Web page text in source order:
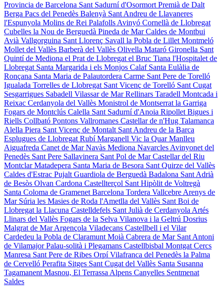
Provincia de Barcelona Sant Sadurní d'Osormort Premià de Dalt
Berga Pacs del Penedès Balenyà Sant Andreu de Llavaneres
l'Espunyola Molins de Rei Palafolls Avinyó Cornellà de Llobregat
Cubelles la Nou de Berguedà Pineda de MarCaldes de Montbui
Avià Vallgorguina Sant Llorenç Savall la Pobla de Lillet Montmeló
Mollet del Vallès Barberà del Vallès Olivella Mataró Gironella Sant
Quintí de Mediona el Prat de Llobregat el Bruc Tiana l'Hospitalet de
Llobregat Santa Margarida i els Monjos Calaf Santa Eulàlia de
Ronçana Santa Maria de Palautordera Carme Sant Pere de Torelló
Igualada Torrelles de Llobregat Sant Vicenç de Torelló Sant Cugat
Sesgarrigues Sabadell Vilassar de MarRellinars Taradell Montcada i
Reixac Cerdanyola del Vallès Monistrol de Montserrat la Garriga
Fogars de Montclús Calella Sant Sadurní d'Anoia Ripollet Bigues i
Riells Collbató Pontons Vallromanes Castellar de n'Hug Talamanca
Alella Piera Sant Vicenç de Montalt Sant Andreu de la Barca
Esplugues de Llobregat RubíMarganell Vic la QuarManlleu
Aiguafreda Canet de MarNavàs Mediona Navarcles Avinyonet del
Penedès Sant Pere Sallavinera Sant Pol de MarCastellar del Riu
MontclarMatadepera Santa Maria de Besora Sant Quirze del Vallès
Caldes d'Estrac Pujalt Guardiola de Berguedà Badalona Sant Adrià
de Besòs Olvan Cardona Castellterçol Sant Hipòlit de Voltregà
Santa Coloma de Gramenet Barcelona Tordera Vallcebre Arenys de
Mar Súria les Masies de Roda l'Ametlla del Vallès Sant Boi de
Llobregat la Llacuna Castelldefels Sant Julià de Cerdanyola Artés
Llinars del Vallès Fogars de la Selva Vilanova i la Geltrú Dosrius
Malgrat de MarArgençola Viladecans Castellbell i el Vilar
Cardedeu la Pobla de Claramunt Moià Cabrera de Mar Sant Antoni
de VilamajorPalau-solità i Plegamans Castellbisbal Montgat Cercs
Manresa Sant Pere de Ribes OrpíVilafranca del Penedès la Palma
de Cervelló Perafita Sitges Sant Cugat del Vallès Santa Susanna
Tagamanent Masnou, El Terrassa Alpens Canyelles Sentmenat
Saldes